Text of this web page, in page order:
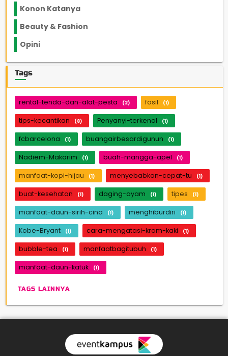
Konon Katanya
Beauty & Fashion
Opini
Tags
rental-tenda-dan-alat-pesta (2) fosil (1)
tips-kecantikan (8) Penyanyi-terkenal (1)
fcbarcelona (1) buangairbesardigunun (1)
Nadiem-Makarim (1) buah-mangga-apel (1)
manfaat-kopi-hijau (1) menyebabkan-cepat-tu (1)
buat-kesehatan (1) daging-ayam (1) tipes (1)
manfaat-daun-sirih-cina (1) menghiburdiri (1)
Kobe-Bryant (1) cara-mengatasi-kram-kaki (1)
bubble-tea (1) manfaatbagitubuh (1)
manfaat-daun-katuk (1)
TAGS LAINNYA